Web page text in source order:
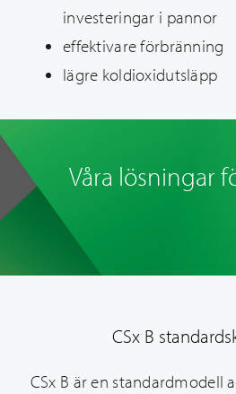
investeringar i pannor
effektivare förbränning
lägre koldioxidutsläpp
Våra lösningar
CSx B
CSx B är en standardmodell